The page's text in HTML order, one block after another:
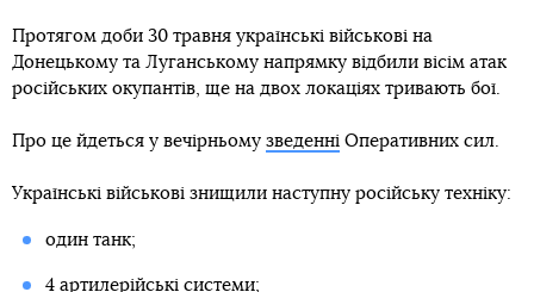
Протягом доби 30 травня українські військові на
Донецькому та Луганському напрямку відбили вісім атак
російських окупантів, ще на двох локаціях тривають бої.
Про це йдеться у вечірньому зведенні Оперативних сил.
Українські військові знищили наступну російську техніку:
один танк;
4 артилерійські системи;